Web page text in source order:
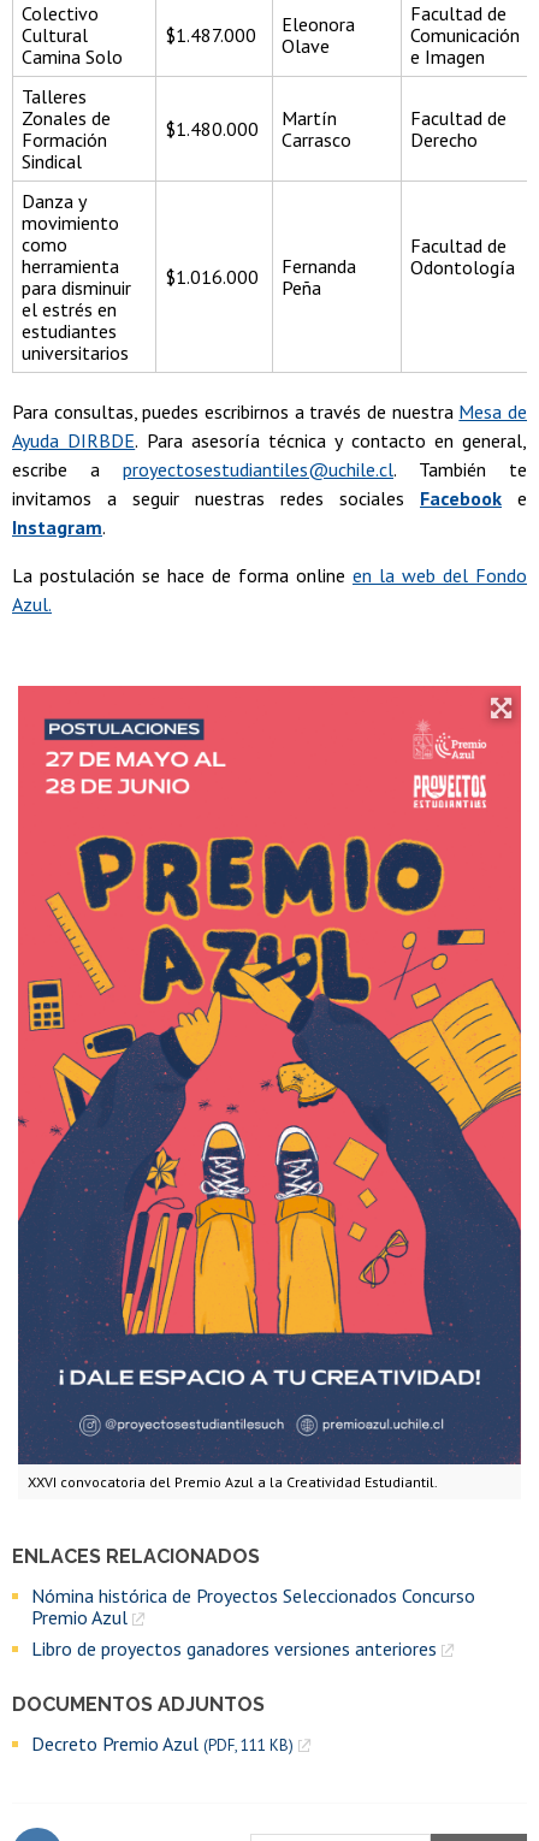
XXVI convocatoria del Premio Azul a la Creatividad Estudiantil.
ENLACES RELACIONADOS
Nómina histórica de Proyectos Seleccionados Concurso
Premio Azul
Libro de proyectos ganadores versiones anteriores
DOCUMENTOS ADJUNTOS
Decreto Premio Azul (PDF, 111 KB)
Colectivo
Cultural
Camina Solo
$1.487.000
Eleonora
Olave
Facultad de
Comunicación
e Imagen
Talleres
Zonales de
Formación
Sindical
$1.480.000
Martín
Carrasco
Facultad de
Derecho
Danza y
movimiento
como
herramienta
para disminuir
el estrés en
estudiantes
universitarios
$1.016.000
Fernanda
Peña
Facultad de
Odontología
Para consultas, puedes escribirnos a través de nuestra Mesa de
Ayuda DIRBDE. Para asesoría técnica y contacto en general,
escribe a proyectosestudiantiles@uchile.cl. También te
invitamos a seguir nuestras redes sociales Facebook e
Instagram.
La postulación se hace de forma online en la web del Fondo
Azul.